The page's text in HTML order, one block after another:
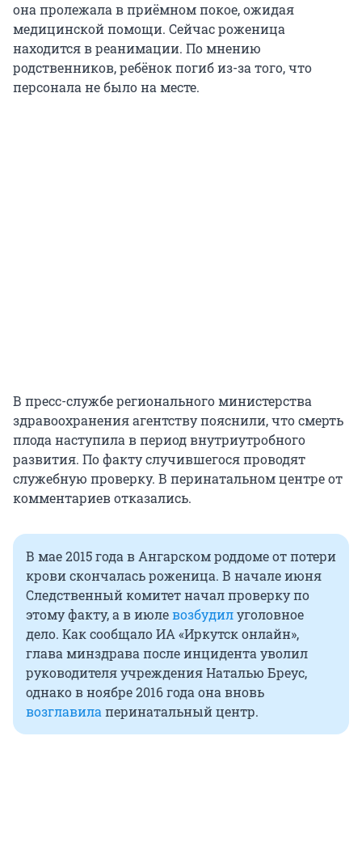
она пролежала в приёмном покое, ожидая
медицинской помощи. Сейчас роженица
находится в реанимации. По мнению
родственников, ребёнок погиб из-за того, что
персонала не было на месте.
В пресс-службе регионального министерства
здравоохранения агентству пояснили, что смерть
плода наступила в период внутриутробного
развития. По факту случившегося проводят
служебную проверку. В перинатальном центре от
комментариев отказались.
В мае 2015 года в Ангарском роддоме от потери
крови скончалась роженица. В начале июня
Следственный комитет начал проверку по
этому факту, а в июлевозбудилуголовное
дело. Как сообщало ИА «Иркутск онлайн»,
глава минздрава после инцидента уволил
руководителя учреждения Наталью Бреус,
однако в ноябре 2016 года она вновь
возглавила перинатальный центр.